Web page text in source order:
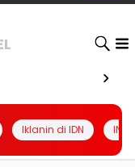
Iklanin di IDN